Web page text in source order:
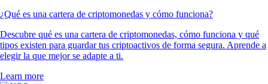
¿Qué es una cartera de criptomonedas y cómo funciona?
Descubre qué es una cartera de criptomonedas, cómo funciona y qué
tipos existen para guardar tus criptoactivos de forma segura. Aprende a
elegir la que mejor se adapte a ti.
Learn more